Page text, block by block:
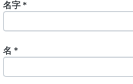
名字 *
名 *